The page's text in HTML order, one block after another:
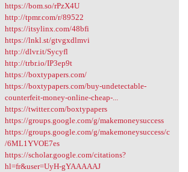
https://bom.so/rPzX4U
http://tpmr.com/r/89522
https://itsylinx.com/48bfi
https://lnkl.st/gtvgxdlmvi
http://dlvr.it/Sycyfl
http://trbr.io/IP3ep9t
https://boxtypapers.com/
https://boxtypapers.com/buy-undetectable-
counterfeit-money-online-cheap-...
https://twitter.com/boxtypapers
https://groups.google.com/g/makemoneysuccess
https://groups.google.com/g/makemoneysuccess/c
/6ML1YVOE7es
https://scholar.google.com/citations?
hl=fr&user=UyH-gYAAAAAJ